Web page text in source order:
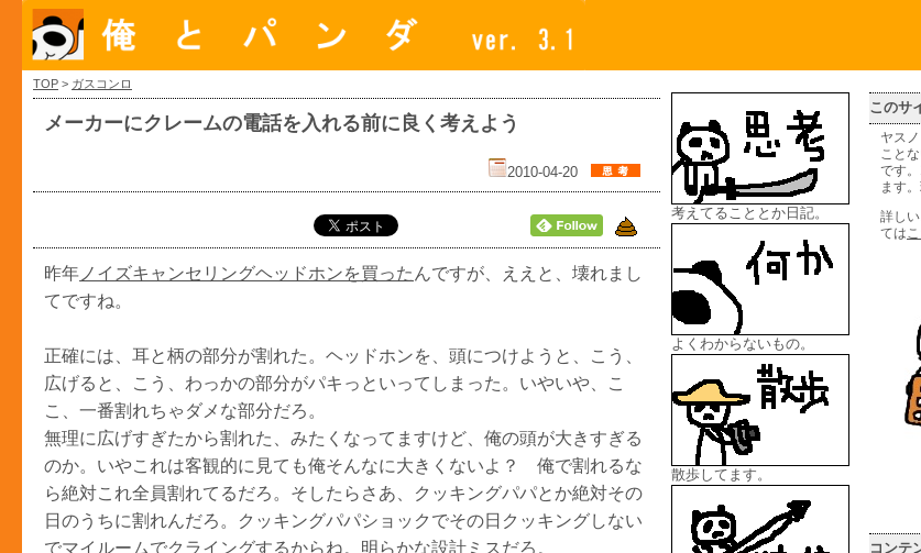
TOP > ガスコンロ
メーカーにクレームの電話を入れる前に良く考えよう
2010-04-20
昨年 ノイズキャンセリングヘッドホンを買った んですが、ええと、壊れまし
てですね。
正確には、耳と柄の部分が割れた。ヘッドホンを、頭につけようと、こう、
広げると、こう、わっかの部分がパキっといってしまった。いやいや、こ
こ、一番割れちゃダメな部分だろ。
無理に広げすぎたから割れた、みたくなってますけど、俺の頭が大きすぎる
のか。いやこれは客観的に見ても俺そんなに大きくないよ？ 俺で割れるな
ら絶対これ全員割れてるだろ。そしたらさあ、クッキングパパとか絶対その
日のうちに割れんだろ。クッキングパパショックでその日クッキングしない
でマイルームでクライングするからね。明らかな設計ミスだろ。
考えてることとか日記。
よくわからないもの。
散歩してます。
このサ
ヤス
こと
です
ます
詳し
ては
コンテ